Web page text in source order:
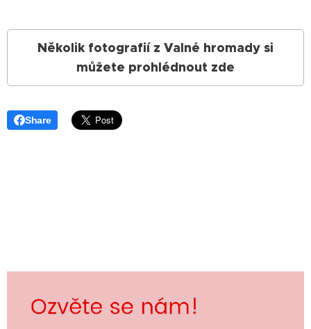
Několik fotografií z Valné hromady si
můžete prohlédnout zde
Share